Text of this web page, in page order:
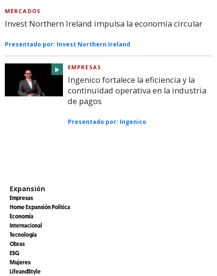
MERCADOS
Invest Northern Ireland impulsa la economía circular
Presentado por: Invest Northern Ireland
EMPRESAS
Ingenico fortalece la eficiencia y la
continuidad operativa en la industria
de pagos
Presentado por: Ingenico
Expansión
Empresas
Home Expansión Politica
Economía
Internacional
Tecnología
Obras
ESG
Mujeres
LifeandStyle